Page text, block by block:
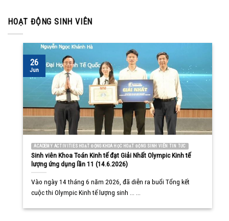
HOẠT ĐỘNG SINH VIÊN
ACADEMY ACTIVITIES HOẠT ĐỘNG KHOA HỌC HOẠT ĐỘNG SINH VIÊN TIN TỨC
Sinh viên Khoa Toán Kinh tế đạt Giải Nhất Olympic Kinh tế
lượng ứng dụng lần 11 (14.6.2026)
Vào ngày 14 tháng 6 năm 2026, đã diễn ra buổi Tổng kết
cuộc thi Olympic Kinh tế lượng sinh ... ...
26
Jun